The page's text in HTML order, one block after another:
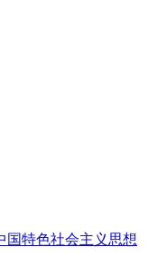
国特色社会主义思想